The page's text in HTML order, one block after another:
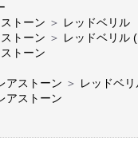
トーン ＞ レッドベリル
トーン ＞ レッドベリル
トーン
アストーン ＞ レッドベリ
アストーン